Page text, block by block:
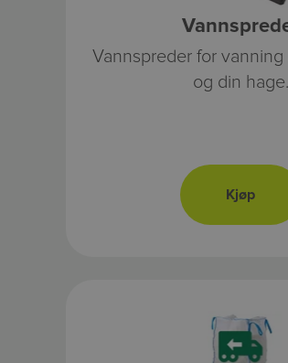
Vannspreder for
og din hage.